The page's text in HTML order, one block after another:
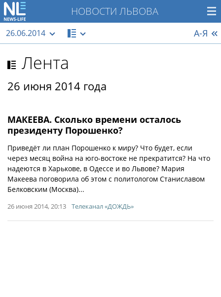
НОВОСТИ ЛЬВОВА
26.06.2014 А-Я
Лента
26 июня 2014 года
МАКЕЕВА. Сколько времени осталось
президенту Порошенко?
Приведёт ли план Порошенко к миру? Что будет, если
через месяц война на юго-востоке не прекратится? На что
надеются в Харькове, в Одессе и во Львове? Мария
Макеева поговорила об этом с политологом Станиславом
Белковским (Москва)...
26 июня 2014, 20:13 Телеканал «ДОЖДЬ»